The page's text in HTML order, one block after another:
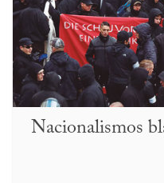
Nacionalismos